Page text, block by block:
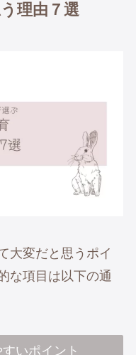
理由７選
大変だと思うポイ
な項目は以下の通
いポイント